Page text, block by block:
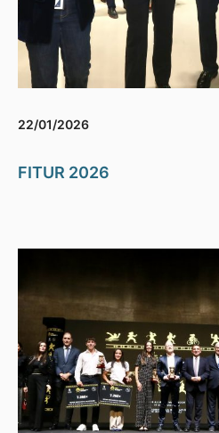
22/01/2026
FITUR 2026